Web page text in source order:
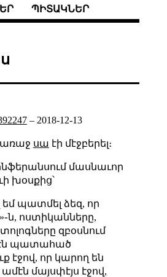
ՊԻՏԱԿՆԵՐ
– 2018-12-13
սա էի մէջբերել։
մասնաւոր
խօսքից՝
պատմել ձեզ, որ
ոստիկանները,
զբօսնում
պատահած
էջով, որ կարող են
մայսփէյս էջով,